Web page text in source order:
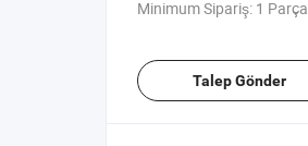
Minimum Sipariş: 1 Parça
Talep Gönder